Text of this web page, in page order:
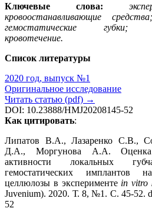
Ключевые слова:
кровоостанавливающие
гемостатические губки;
кровотечение.
Список литературы
2020 год, выпуск №1
Оригинальное исследование
Читать статью (pdf) →
DOI: 10.23888/HMJ20208145-52
Как цитировать:
Липатов В.А., Лазаренко С.В.,
Д.А., Моргунова А.А. Оценка
активности локальных
гемостатических имплантов
целлюлозы в эксперименте in vitro
Juvenium). 2020. Т. 8, №1. С. 45-52.
52